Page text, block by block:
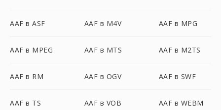
AAF в ASF AAF в M4V AAF в MPG
AAF в MPEG AAF в MTS AAF в M2TS
AAF в RM AAF в OGV AAF в SWF
AAF в TS AAF в VOB AAF в WEBM